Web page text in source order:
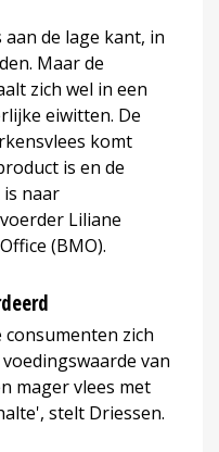
de lage kant, in
Maar de
zich wel in een
eiwitten. De
komt
is en de
naar
Liliane
(BMO).
zich
van
mager vlees met
stelt Driessen.